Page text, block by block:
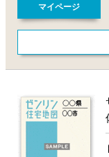
マイページ